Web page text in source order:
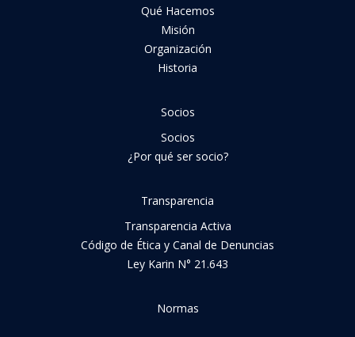
Qué Hacemos
Misión
Organización
Historia
Socios
Socios
¿Por qué ser socio?
Transparencia
Transparencia Activa
Código de Ética y Canal de Denuncias
Ley Karin N° 21.643
Normas